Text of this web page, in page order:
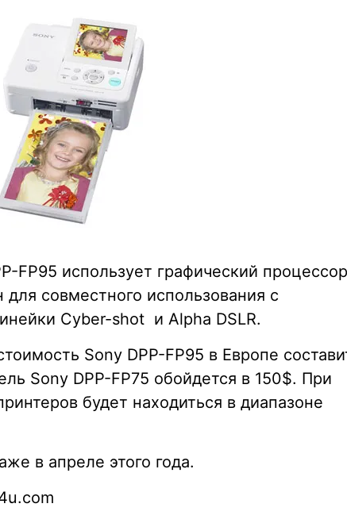
FP95 использует графический процессор
совместного использования с
Cyber-shot и Alpha DSLR.
Sony DPP-FP95 в Европе
Sony DPP-FP75 обойдется в 150$. При
будет находиться в диапазоне
в апреле этого года.